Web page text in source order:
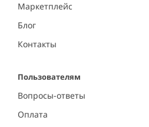
Маркетплейс
Блог
Контакты
Пользователям
Вопросы-ответы
Оплата